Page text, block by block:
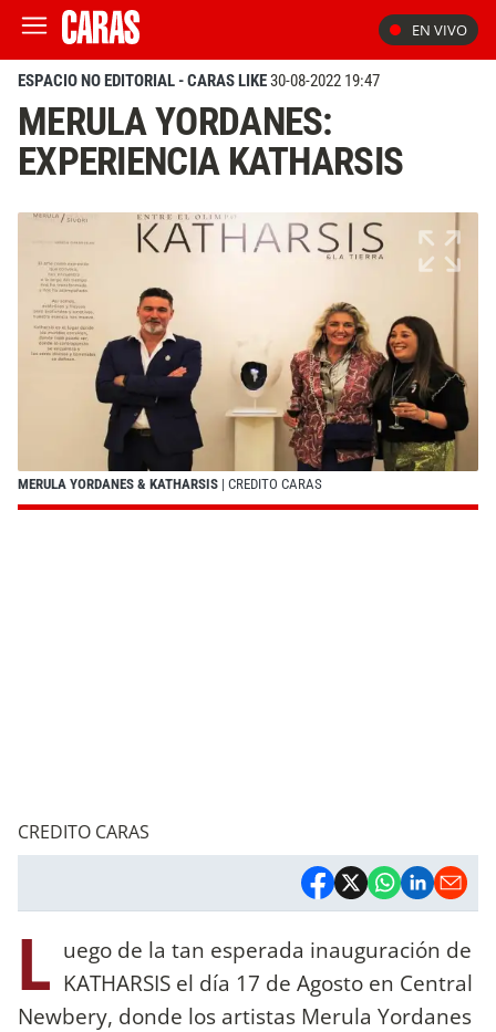
EN VIVO
ESPACIO NO EDITORIAL - CARAS LIKE30-08-2022 19:47
MERULA YORDANES:
EXPERIENCIA KATHARSIS
MERULA YORDANES & KATHARSIS | CREDITO CARAS
CREDITO CARAS
L uego de la tan esperada inauguración de
KATHARSIS el día 17 de Agosto en Central
Newbery, donde los artistas Merula Yordanes